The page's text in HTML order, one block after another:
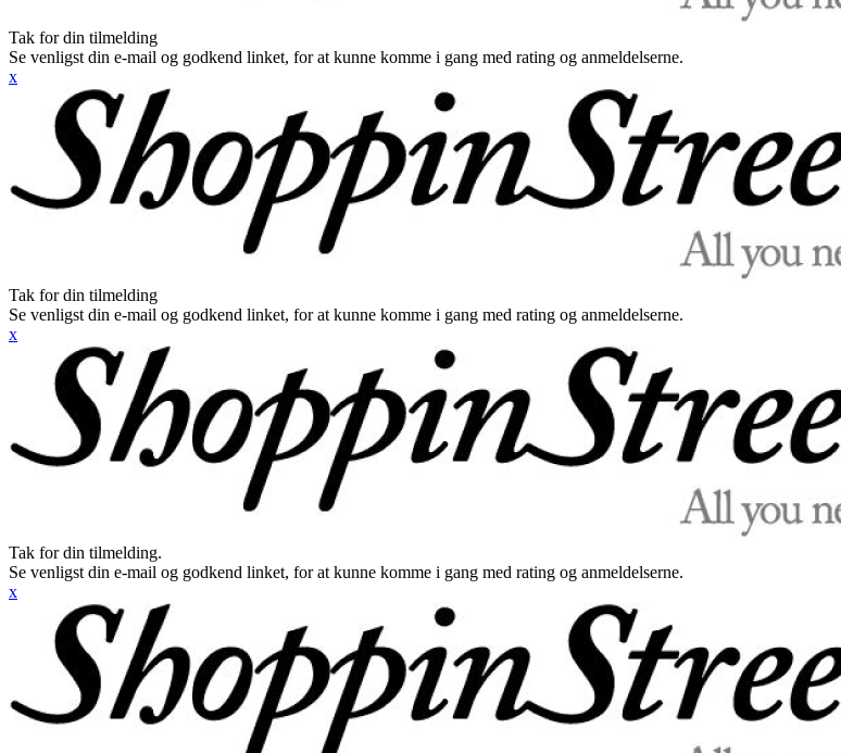
Tak for din tilmelding
Se venligst din e-mail og godkend linket, for at kunne komme i gang med rating og anmeldelserne.
x
Tak for din tilmelding
Se venligst din e-mail og godkend linket, for at kunne komme i gang med rating og anmeldelserne.
x
Tak for din tilmelding.
Se venligst din e-mail og godkend linket, for at kunne komme i gang med rating og anmeldelserne.
x